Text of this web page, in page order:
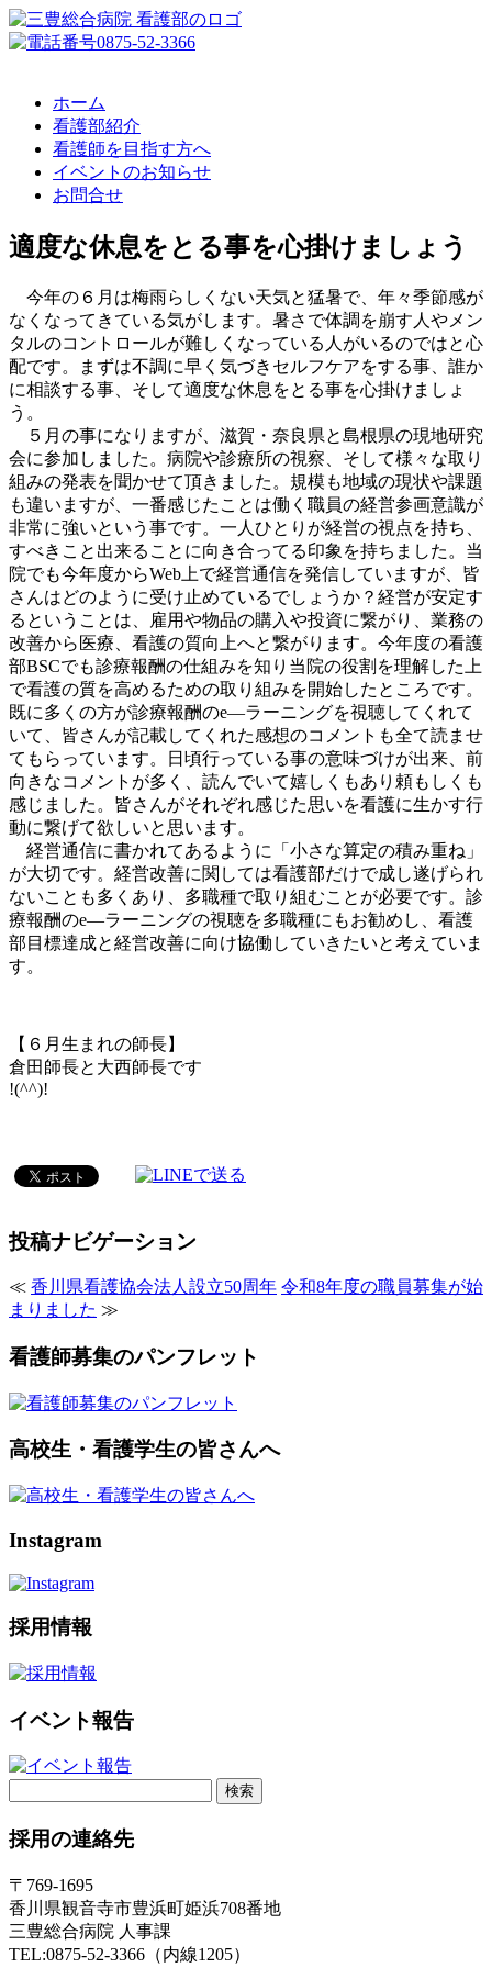
ホーム
看護部紹介
看護師を目指す方へ
イベントのお知らせ
お問合せ
適度な休息をとる事を心掛けましょう
今年の６月は梅雨らしくない天気と猛暑で、年々季節感が
なくなってきている気がします。暑さで体調を崩す人やメン
タルのコントロールが難しくなっている人がいるのではと心
配です。まずは不調に早く気づきセルフケアをする事、誰か
に相談する事、そして適度な休息をとる事を心掛けましょ
う。
５月の事になりますが、滋賀・奈良県と島根県の現地研究
会に参加しました。病院や診療所の視察、そして様々な取り
組みの発表を聞かせて頂きました。規模も地域の現状や課題
も違いますが、一番感じたことは働く職員の経営参画意識が
非常に強いという事です。一人ひとりが経営の視点を持ち、
すべきこと出来ることに向き合ってる印象を持ちました。当
院でも今年度からWeb上で経営通信を発信していますが、皆
さんはどのように受け止めているでしょうか？経営が安定す
るということは、雇用や物品の購入や投資に繋がり、業務の
改善から医療、看護の質向上へと繋がります。今年度の看護
部BSCでも診療報酬の仕組みを知り当院の役割を理解した上
で看護の質を高めるための取り組みを開始したところです。
既に多くの方が診療報酬のe―ラーニングを視聴してくれて
いて、皆さんが記載してくれた感想のコメントも全て読ませ
てもらっています。日頃行っている事の意味づけが出来、前
向きなコメントが多く、読んでいて嬉しくもあり頼もしくも
感じました。皆さんがそれぞれ感じた思いを看護に生かす行
動に繋げて欲しいと思います。
経営通信に書かれてあるように「小さな算定の積み重ね」
が大切です。経営改善に関しては看護部だけで成し遂げられ
ないことも多くあり、多職種で取り組むことが必要です。診
療報酬のe―ラーニングの視聴を多職種にもお勧めし、看護
部目標達成と経営改善に向け協働していきたいと考えていま
す。
【６月生まれの師長】
倉田師長と大西師長です
!(^^)!
投稿ナビゲーション
≪ 香川県看護協会法人設立50周年 令和8年度の職員募集が始
まりました ≫
看護師募集のパンフレット
高校生・看護学生の皆さんへ
Instagram
採用情報
イベント報告
採用の連絡先
〒769-1695
香川県観音寺市豊浜町姫浜708番地
三豊総合病院 人事課
TEL:0875-52-3366（内線1205）